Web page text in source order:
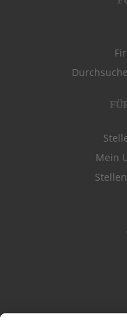
Mein